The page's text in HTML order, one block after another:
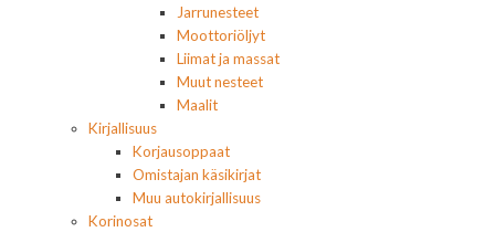
Jarrunesteet
Moottoriöljyt
Liimat ja massat
Muut nesteet
Maalit
Kirjallisuus
Korjausoppaat
Omistajan käsikirjat
Muu autokirjallisuus
Korinosat